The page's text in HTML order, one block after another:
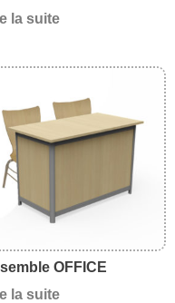
la suite
OFFICE
la suite